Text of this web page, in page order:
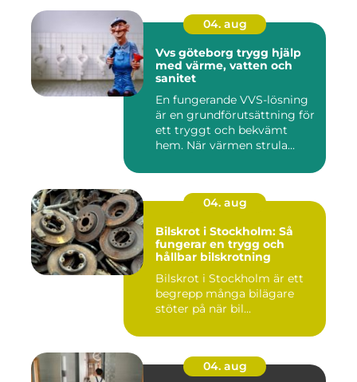
04. aug
Vvs göteborg trygg hjälp
med värme, vatten och
sanitet
En fungerande VVS-lösning
är en grundförutsättning för
ett tryggt och bekvämt
hem. När värmen strula...
04. aug
Bilskrot i Stockholm: Så
fungerar en trygg och
hållbar bilskrotning
Bilskrot i Stockholm är ett
begrepp många bilägare
stöter på när bil...
04. aug